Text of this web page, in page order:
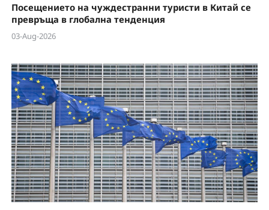
Посещението на чуждестранни туристи в Китай се
превръща в глобална тенденция
03-Aug-2026